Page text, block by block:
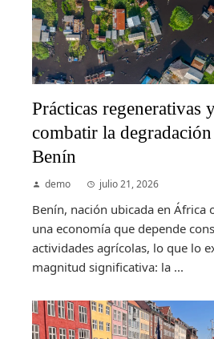
Prácticas regenerativas
combatir la
Benín
demo julio 21, 2026
Benín, nación ubicada en África
una economía que depende
actividades agrícolas, lo que lo
magnitud significativa: la ...